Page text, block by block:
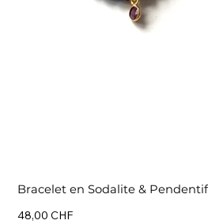
Bracelet en Sodalite &
Prix
48,00 CHF